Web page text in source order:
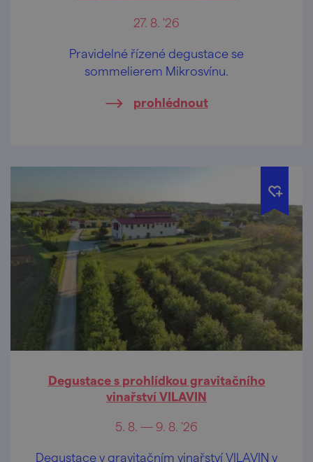
27. 8. '26
Pravidelné řízené degustace se
sommelierem Mikrosvínu.
prohlédnout
Degustace s prohlídkou gravitačního
vinařství VILAVIN
5. 8. — 9. 8. '26
Degustace v gravitačním vinařství VILAVIN v